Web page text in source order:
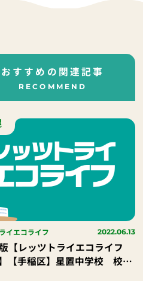
おすすめの関連記事
RECOMMEND
イエコライフ 2022.06.13
【レッツトライエコライフ
【手稲区】星置中学校 校